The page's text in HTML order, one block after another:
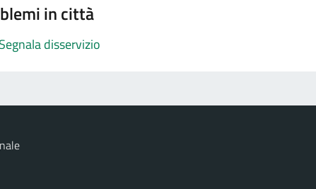
in città
Segnala disservizio